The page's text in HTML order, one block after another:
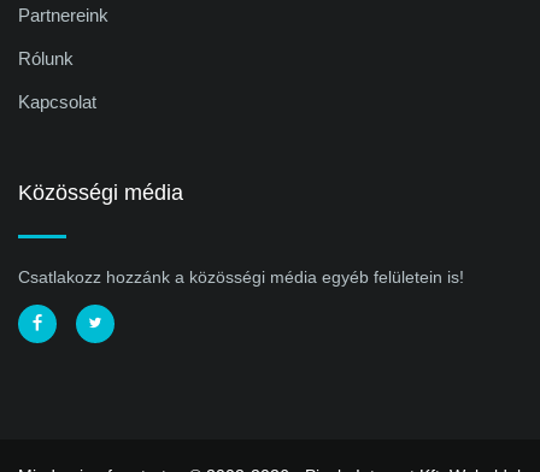
Partnereink
Rólunk
Kapcsolat
Közösségi média
Csatlakozz hozzánk a közösségi média egyéb felületein is!